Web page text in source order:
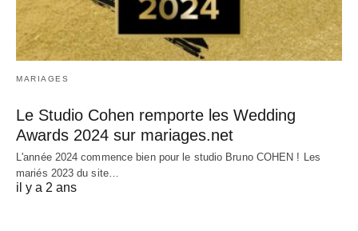
MARIAGES
Le Studio Cohen remporte les Wedding
Awards 2024 sur mariages.net
L'année 2024 commence bien pour le studio Bruno COHEN ! Les
mariés 2023 du site…
il y a 2 ans